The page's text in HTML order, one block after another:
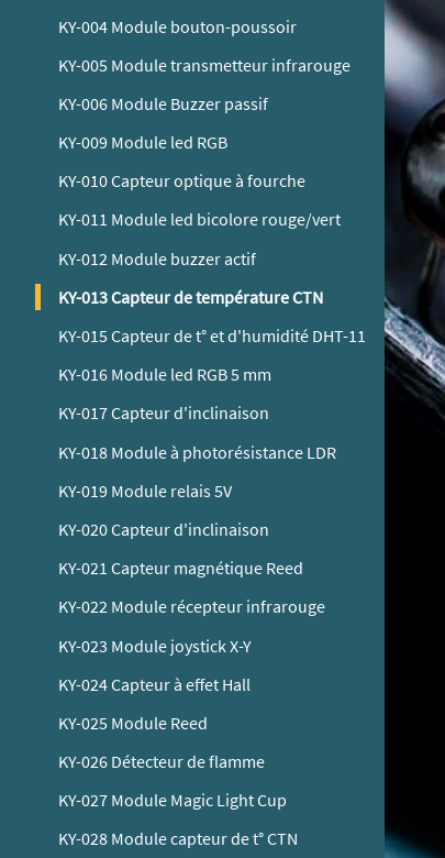
KY-004 Module bouton-poussoir
KY-005 Module transmetteur infrarouge
KY-006 Module Buzzer passif
KY-009 Module led RGB
KY-010 Capteur optique à fourche
KY-011 Module led bicolore rouge/vert
KY-012 Module buzzer actif
KY-013 Capteur de température CTN
KY-015 Capteur de t° et d'humidité DHT-11
KY-016 Module led RGB 5 mm
KY-017 Capteur d'inclinaison
KY-018 Module à photorésistance LDR
KY-019 Module relais 5V
KY-020 Capteur d'inclinaison
KY-021 Capteur magnétique Reed
KY-022 Module récepteur infrarouge
KY-023 Module joystick X-Y
KY-024 Capteur à effet Hall
KY-025 Module Reed
KY-026 Détecteur de flamme
KY-027 Module Magic Light Cup
KY-028 Module capteur de t° CTN